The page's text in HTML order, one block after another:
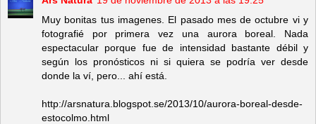
Muy bonitas tus imagenes. El pasado mes de octubre vi y
fotografié por primera vez una aurora boreal. Nada
espectacular porque fue de intensidad bastante débil y
según los pronósticos ni si quiera se podría ver desde
donde la ví, pero... ahí está.
http://arsnatura.blogspot.se/2013/10/aurora-boreal-desde-
estocolmo.html